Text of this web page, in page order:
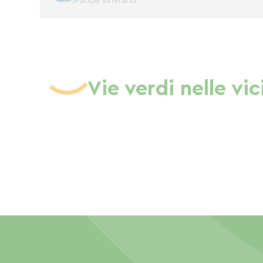
Vie verdi nelle